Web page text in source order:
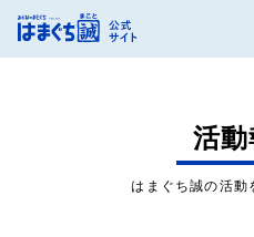
活
はまぐち誠の活動